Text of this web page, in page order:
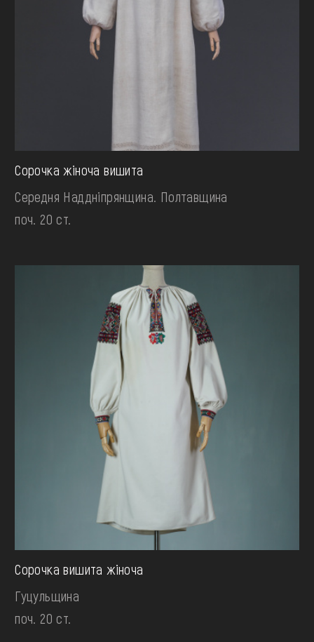
Сорочка жіноча вишита
Середня Наддніпрянщина. Полтавщина
поч. 20 ст.
Сорочка вишита жіноча
Гуцульщина
поч. 20 ст.